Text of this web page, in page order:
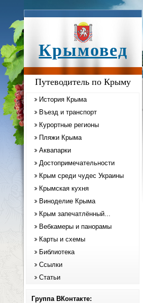
Крымовед
Путеводитель по Крыму
История Крыма
Въезд и транспорт
Курортные регионы
Пляжи Крыма
Аквапарки
Достопримечательности
Крым среди чудес Украины
Крымская кухня
Виноделие Крыма
Крым запечатлённый...
Вебкамеры и панорамы
Карты и схемы
Библиотека
Ссылки
Статьи
Группа ВКонтакте: